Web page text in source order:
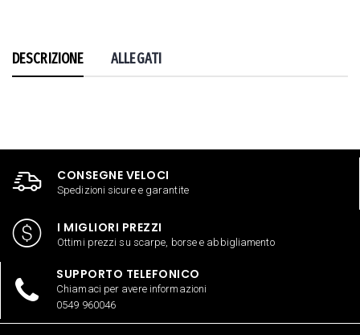
DESCRIZIONE ALLEGATI
CONSEGNE VELOCI
Spedizioni sicure e garantite
I MIGLIORI PREZZI
Ottimi prezzi su scarpe, borse e abbigliamento
SUPPORTO TELEFONICO
Chiamaci per avere informazioni
0549 960046